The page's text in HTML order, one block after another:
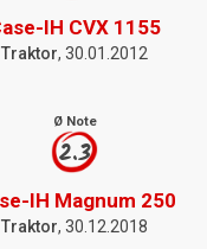
IH CVX 1155
Traktor, 30.01.2012
Ø Note
2.3
IH Magnum 250
Traktor, 30.12.2018